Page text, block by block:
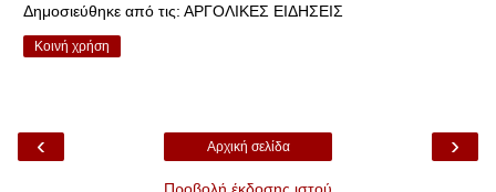
Δημοσιεύθηκε από τις: ΑΡΓΟΛΙΚΕΣ ΕΙΔΗΣΕΙΣ
Κοινή χρήση
‹ ›
Αρχική σελίδα